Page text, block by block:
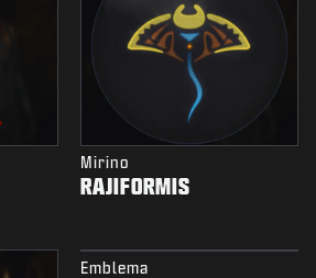
Mirino
RAJIFORMIS
Emblema